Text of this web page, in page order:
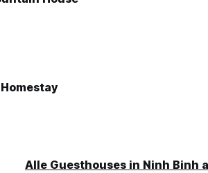
Alle Guesthouses in Ninh Binh